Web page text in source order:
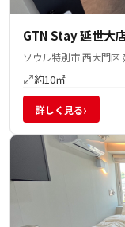
GTN Stay 延世大
ソウル特別市 西大門区
約10㎡
詳しく見る›